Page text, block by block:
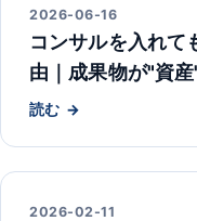
2026-06-16
コンサルを入れて
由｜成果物が"資
読む
2026-02-11